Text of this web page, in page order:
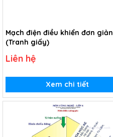
Mạch điện điều khiển đơn giản
(Tranh giấy)
Liên hệ
Xem chi tiết